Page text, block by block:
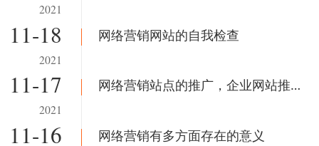
2021
11-18
2021
网络营销网站的自我检查
11-17
2021
网络营销站点的推广，企业网站推广
11-16 网络营销有多方面存在的意义